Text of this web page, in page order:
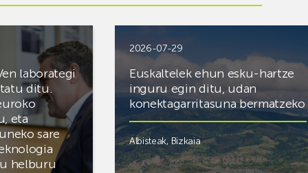
laborategi
ditu.
eta
sare
helburu
2026-07-29
Euskaltelek ehun esku-hartze
inguru egin ditu, udan
konektagarritasuna bermatzeko
Albisteak, Bizkaia